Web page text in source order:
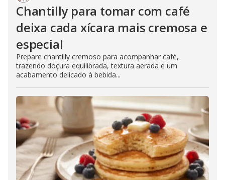
Chantilly para tomar com café
deixa cada xícara mais cremosa e
especial
Prepare chantilly cremoso para acompanhar café,
trazendo doçura equilibrada, textura aerada e um
acabamento delicado à bebida...